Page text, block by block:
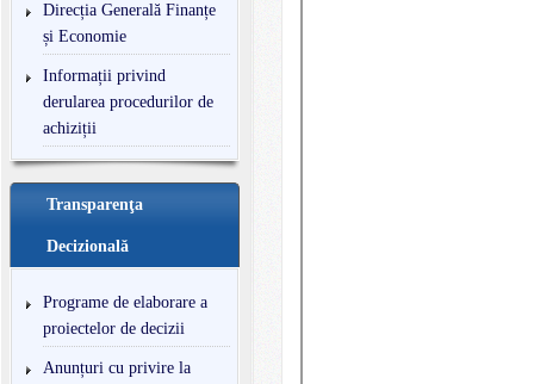
Direcția Generală Finanțe
și Economie
Informații privind
derularea procedurilor de
achiziții
Transparenţa
Decizională
Programe de elaborare a
proiectelor de decizii
Anunțuri cu privire la